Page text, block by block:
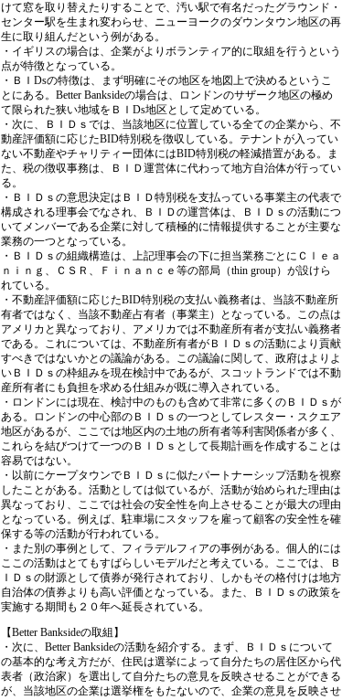
けて窓を取り替えたりすることで、汚い駅で有名だったグラウンド・
センター駅を生まれ変わらせ、ニューヨークのダウンタウン地区の再
生に取り組んだという例がある。
・イギリスの場合は、企業がよりボランティア的に取組を行うという
点が特徴となっている。
・ＢＩDsの特徴は、まず明確にその地区を地図上で決めるというこ
とにある。Better Banksideの場合は、ロンドンのサザーク地区の極め
て限られた狭い地域をＢＩDs地区として定めている。
・次に、ＢＩＤｓでは、当該地区に位置している全ての企業から、不
動産評価額に応じたBID特別税を徴収している。テナントが入ってい
ない不動産やチャリティー団体にはBID特別税の軽減措置がある。ま
た、税の徴収事務は、ＢＩＤ運営体に代わって地方自治体が行ってい
る。
・ＢＩＤｓの意思決定はＢＩＤ特別税を支払っている事業主の代表で
構成される理事会でなされ、ＢＩＤの運営体は、ＢＩＤｓの活動につ
いてメンバーである企業に対して積極的に情報提供することが主要な
業務の一つとなっている。
・ＢＩＤｓの組織構造は、上記理事会の下に担当業務ごとにＣｌｅａ
ｎｉｎｇ、ＣＳＲ、Ｆｉｎａｎｃｅ等の部局（thin group）が設けら
れている。
・不動産評価額に応じたBID特別税の支払い義務者は、当該不動産所
有者ではなく、当該不動産占有者（事業主）となっている。この点は
アメリカと異なっており、アメリカでは不動産所有者が支払い義務者
である。これについては、不動産所有者がＢＩＤｓの活動により貢献
すべきではないかとの議論がある。この議論に関して、政府はよりよ
いＢＩＤｓの枠組みを現在検討中であるが、スコットランドでは不動
産所有者にも負担を求める仕組みが既に導入されている。
・ロンドンには現在、検討中のものも含めて非常に多くのＢＩＤｓが
ある。ロンドンの中心部のＢＩＤｓの一つとしてレスター・スクエア
地区があるが、ここでは地区内の土地の所有者等利害関係者が多く、
これらを結びつけて一つのＢＩＤｓとして長期計画を作成することは
容易ではない。
・以前にケープタウンでＢＩＤｓに似たパートナーシップ活動を視察
したことがある。活動としては似ているが、活動が始められた理由は
異なっており、ここでは社会の安全性を向上させることが最大の理由
となっている。例えば、駐車場にスタッフを雇って顧客の安全性を確
保する等の活動が行われている。
・また別の事例として、フィラデルフィアの事例がある。個人的には
ここの活動はとてもすばらしいモデルだと考えている。ここでは、Ｂ
ＩＤｓの財源として債券が発行されており、しかもその格付けは地方
自治体の債券よりも高い評価となっている。また、ＢＩＤｓの政策を
実施する期間も２０年へ延長されている。
【Better Banksideの取組】
・次に、Better Banksideの活動を紹介する。まず、ＢＩＤｓについて
の基本的な考え方だが、住民は選挙によって自分たちの居住区から代
表者（政治家）を選出して自分たちの意見を反映させることができる
が、当該地区の企業は選挙権をもたないので、企業の意見を反映させ